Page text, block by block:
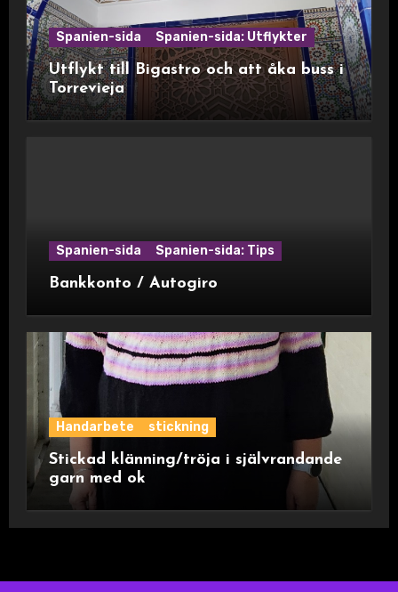
Spanien-sida Spanien-sida: Utflykter
Utflykt till Bigastro och att åka buss i
Torrevieja
Spanien-sida Spanien-sida: Tips
Bankkonto / Autogiro
Handarbete stickning
Stickad klänning/tröja i självrandande
garn med ok